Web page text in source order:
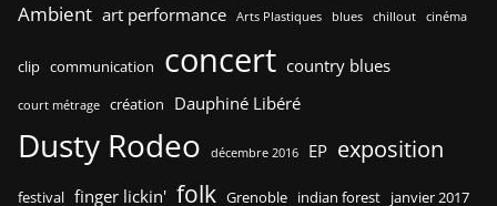
Ambient art performance Arts Plastiques blues chillout cinéma
clip communication concert country blues
court métrage création Dauphiné Libéré
Dusty Rodeo décembre 2016 EP exposition
festival finger lickin' folk Grenoble indian forest janvier 2017